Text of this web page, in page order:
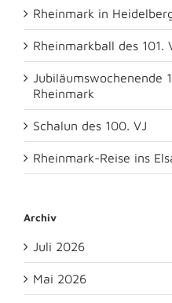
Rheinmark in
Rheinmarkball des 101.
Jubiläumswochenende
Rheinmark
Schalun des 100. VJ
Rheinmark-Reise ins
Archiv
Juli 2026
Mai 2026